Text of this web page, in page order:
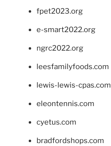
fpet2023.org
e-smart2022.org
ngrc2022.org
leesfamilyfoods.com
lewis-lewis-cpas.com
eleontennis.com
cyetus.com
bradfordshops.com